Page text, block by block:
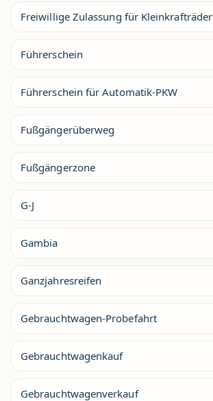
Freiwillige Zulassung für Kleinkrafträder
Führerschein
Führerschein für Automatik-PKW
Fußgängerüberweg
Fußgängerzone
G-J
Gambia
Ganzjahresreifen
Gebrauchtwagen-Probefahrt
Gebrauchtwagenkauf
Gebrauchtwagenverkauf